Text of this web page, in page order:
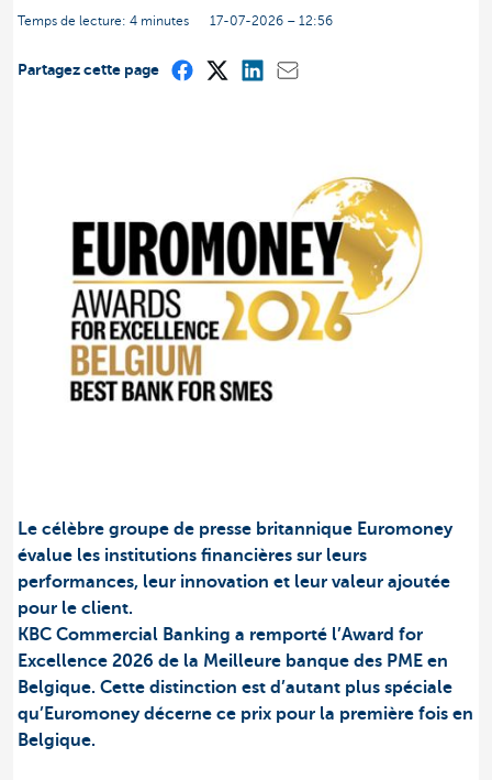
Temps de lecture: 4 minutes 17-07-2026 – 12:56
Partagez cette page
Le célèbre groupe de presse britannique Euromoney
évalue les institutions financières sur leurs
performances, leur innovation et leur valeur ajoutée
pour le client.
KBC Commercial Banking a remporté l’Award for
Excellence 2026 de la Meilleure banque des PME en
Belgique. Cette distinction est d’autant plus spéciale
qu’Euromoney décerne ce prix pour la première fois en
Belgique.